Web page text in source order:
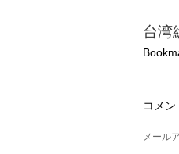
台湾
コメン
メール